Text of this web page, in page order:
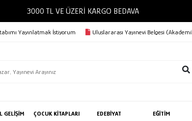
3000 TL VE ÜZERİ KARGO BEDAVA
Yayınlatmak İstiyorum Uluslararası Yayınevi Belgesi
GELİŞİM ÇOCUK KİTAPLARI EDEBİYAT EĞİTİM